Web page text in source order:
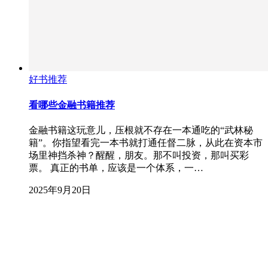
好书推荐
看哪些金融书籍推荐
金融书籍这玩意儿，压根就不存在一本通吃的“武林秘
籍”。你指望看完一本书就打通任督二脉，从此在资本市
场里神挡杀神？醒醒，朋友。那不叫投资，那叫买彩
票。 真正的书单，应该是一个体系，一…
2025年9月20日